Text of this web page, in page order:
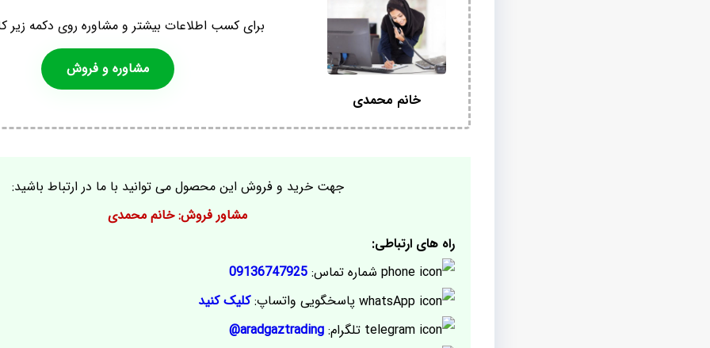
خانم محمدی
برای کسب اطلاعات بیشتر و مشاوره روی دکمه زیر
مشاوره و فروش
جهت خرید و فروش این محصول می توانید با ما در ارتباط باشید:
مشاور فروش: خانم محمدی
راه های ارتباطی:
شماره تماس: 09136747925
پاسخگویی واتساپ:کلیک کنید
تلگرام: aradgaztrading@